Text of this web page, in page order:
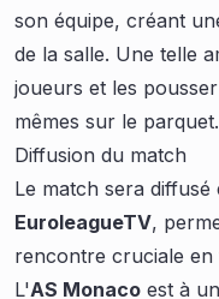
son équipe, créant
de la salle. Une telle
joueurs et les
mêmes sur le parquet.
Diffusion du match
Le match sera
EuroleagueTV,
rencontre cruciale en
L'AS Monaco est à